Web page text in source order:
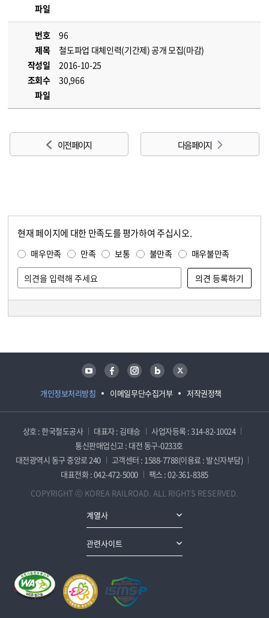
파일
번호
96
제목
철도파업 대체인력(기간제) 공개 모집(마감)
작성일
2016-10-25
조회수
30,966
파일
이전 페이지 다음 페이지
현재 페이지에 대한 만족도를 평가하여 주십시오.
매우만족 만족 보통 불만족 매우불만족
개인정보처리방침 이메일무단수집거부 저작권정책
유튜브 페이스북 인스타그램 블로그 트위터
상호 : 한국철도공사 대표자 : 김태승
사업자등록 : 314-82-10024
통신판매업신고 : 대전 동구-0233호
대전광역시 동구 중앙로 240
고객센터 : 1588-7788(이용료 : 발신자부담)
대표전화 : 042-472-5000
팩스 : 02-361-8385
COPYRIGHT ⓒ KOREA RAILROAD. ALL RIGHTS RESERVED.
계열사
관련사이트